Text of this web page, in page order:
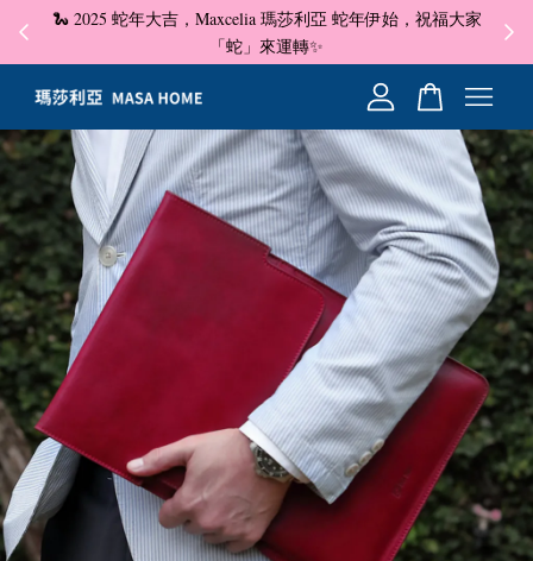
🐍 2025 蛇年大吉，Maxcelia 瑪莎利亞 蛇年伊始，祝福大家
「蛇」來運轉✨
✦
您的購物車目前還是空的。
繼續購物